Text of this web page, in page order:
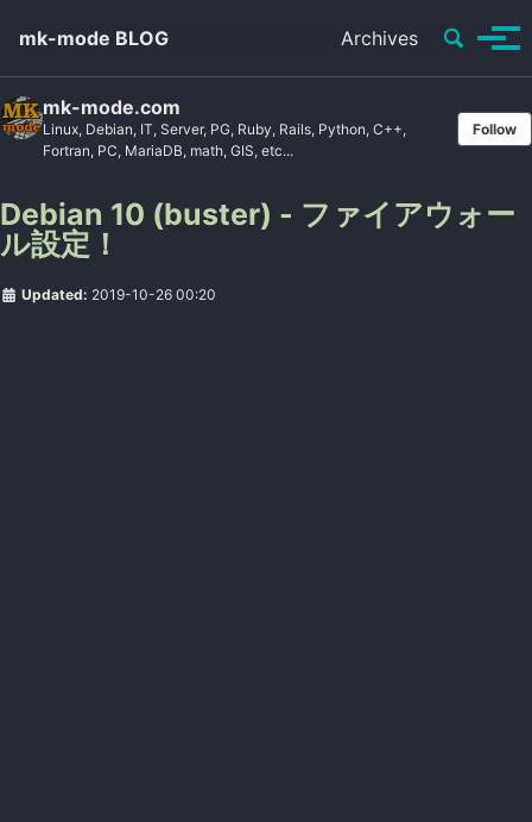
mk-mode BLOG Archives Toggle
mk-mode.com
Linux, Debian, IT, Server, PG, Ruby, Rails, Python, C++,
Fortran, PC, MariaDB, math, GIS, etc...
Follow
Debian 10 (buster) - ファイアウォー
ル設定！
Updated: 2019-10-26 00:20